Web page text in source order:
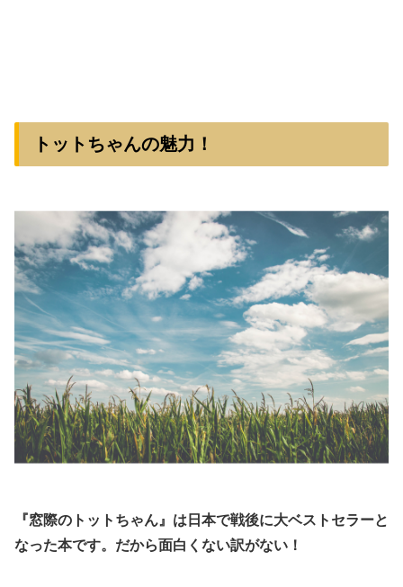
トットちゃんの魅力！
『窓際のトットちゃん』は日本で戦後に大ベストセラーと
なった本です。だから面白くない訳がない！